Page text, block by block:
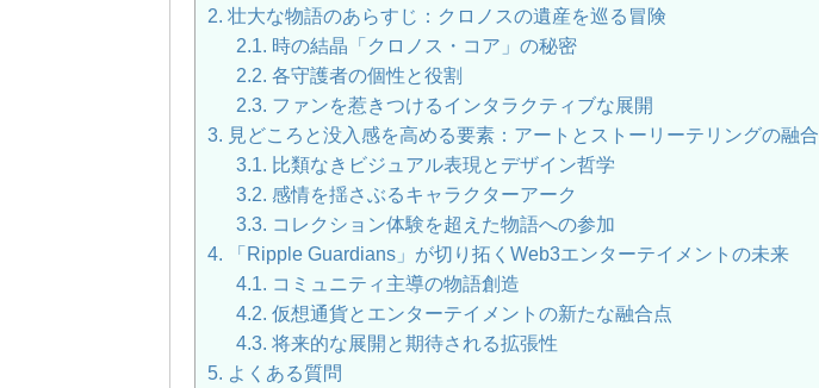
2. 壮大な物語のあらすじ：クロノスの遺産を巡る冒険
2.1. 時の結晶「クロノス・コア」の秘密
2.2. 各守護者の個性と役割
2.3. ファンを惹きつけるインタラクティブな展開
3. 見どころと没入感を高める要素：アートとストーリーテリングの融合
3.1. 比類なきビジュアル表現とデザイン哲学
3.2. 感情を揺さぶるキャラクターアーク
3.3. コレクション体験を超えた物語への参加
4. 「Ripple Guardians」が切り拓くWeb3エンターテイメントの未来
4.1. コミュニティ主導の物語創造
4.2. 仮想通貨とエンターテイメントの新たな融合点
4.3. 将来的な展開と期待される拡張性
5. よくある質問